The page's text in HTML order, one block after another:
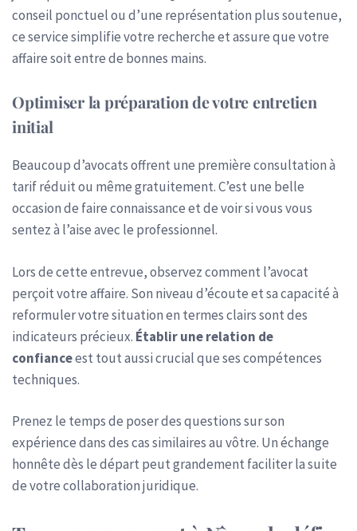
conseil ponctuel ou d’une représentation plus soutenue,
ce service simplifie votre recherche et assure que votre
affaire soit entre de bonnes mains.
Optimiser la préparation de votre entretien
initial
Beaucoup d’avocats offrent une première consultation à
tarif réduit ou même gratuitement. C’est une belle
occasion de faire connaissance et de voir si vous vous
sentez à l’aise avec le professionnel.
Lors de cette entrevue, observez comment l’avocat
perçoit votre affaire. Son niveau d’écoute et sa capacité à
reformuler votre situation en termes clairs sont des
indicateurs précieux. Établir une relation de
confianceest tout aussi crucial que ses compétences
techniques.
Prenez le temps de poser des questions sur son
expérience dans des cas similaires au vôtre. Un échange
honnête dès le départ peut grandement faciliter la suite
de votre collaboration juridique.